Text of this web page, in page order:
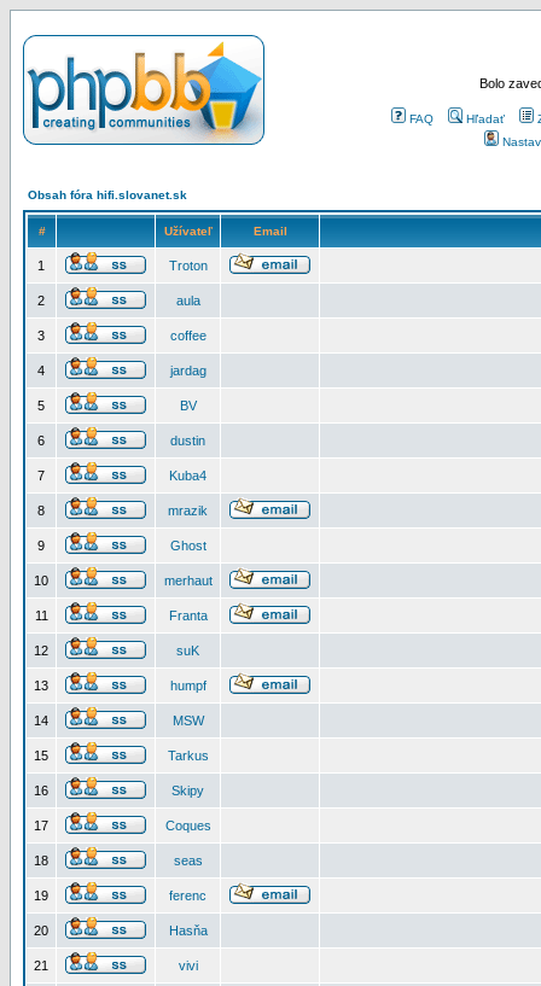
Bolo
FAQ Hľadať
Obsah fóra hifi.slovanet.sk
# Užívateľ Email
1 Troton
2 aula
3 coffee
4 jardag
5 BV
6 dustin
7 Kuba4
8 mrazik
9 Ghost
10 merhaut
11 Franta
12 suK
13 humpf
14 MSW
15 Tarkus
16 Skipy
17 Coques
18 seas
19 ferenc
20 Hasňa
21 vivi